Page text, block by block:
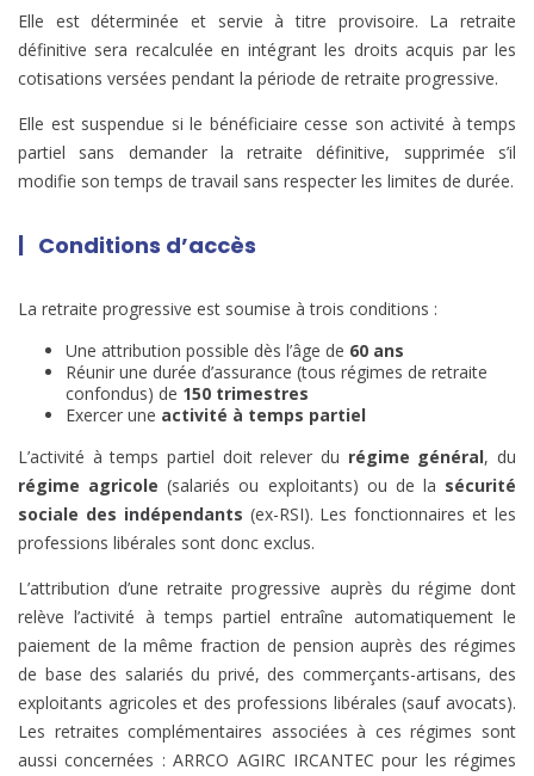
Elle est déterminée et servie à titre provisoire. La retraite
définitive sera recalculée en intégrant les droits acquis par les
cotisations versées pendant la période de retraite progressive.
Elle est suspendue si le bénéficiaire cesse son activité à temps
partiel sans demander la retraite définitive, supprimée s’il
modifie son temps de travail sans respecter les limites de durée.
| Conditions d’accès
La retraite progressive est soumise à trois conditions :
Une attribution possible dès l’âge de 60 ans
Réunir une durée d’assurance (tous régimes de retraite
confondus) de 150 trimestres
Exercer une activité à temps partiel
L’activité à temps partiel doit relever du régime général, du
régime agricole (salariés ou exploitants) ou de la sécurité
sociale des indépendants (ex-RSI). Les fonctionnaires et les
professions libérales sont donc exclus.
L’attribution d’une retraite progressive auprès du régime dont
relève l’activité à temps partiel entraîne automatiquement le
paiement de la même fraction de pension auprès des régimes
de base des salariés du privé, des commerçants-artisans, des
exploitants agricoles et des professions libérales (sauf avocats).
Les retraites complémentaires associées à ces régimes sont
aussi concernées : ARRCO AGIRC IRCANTEC pour les régimes